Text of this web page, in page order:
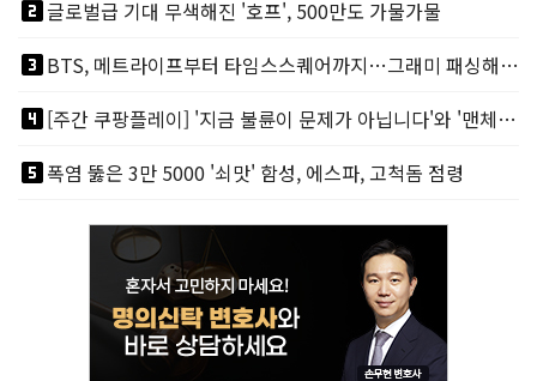
looks_two글로벌급 기대 무색해진 '호프', 500만도 가물가물
looks_3
BTS, 메트라이프부터 타임스스퀘어까지…그래미 패싱해도 미 대륙 꿀꺽
looks_4
[주간 쿠팡플레이] '지금 불륜이 문제가 아닙니다'와 '맨체스터 시티 VS 아틀레티코 마드리드 빅매치'
looks_5폭염 뚫은 3만 5000 '쇠맛' 함성, 에스파, 고척돔 점령